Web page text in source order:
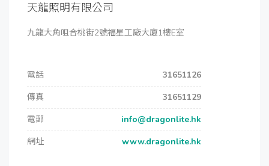
天龍照明有限公司
九龍大角咀合桃街2號福星工廠大廈1樓E室
電話
31651126
傳真
31651129
電郵
info@dragonlite.hk
網址
www.dragonlite.hk